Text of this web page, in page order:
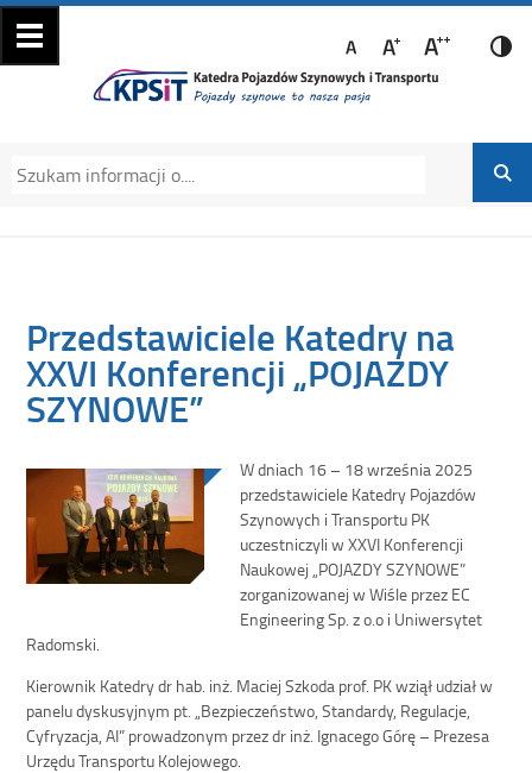
Katedra Pojazdów
Szynowych i
Transportu
Katedra Pojazdów Szynowych i Transportu
Politechniki Krakowskiej na Wydziale
Mechanicznym
Przedstawiciele Katedry na
XXVI Konferencji „POJAZDY
SZYNOWE”
W dniach 16 – 18 września 2025
przedstawiciele Katedry Pojazdów
Szynowych i Transportu PK
uczestniczyli w XXVI Konferencji
Naukowej „POJAZDY SZYNOWE”
zorganizowanej w Wiśle przez EC
Engineering Sp. z o.o i Uniwersytet
Radomski.
Kierownik Katedry dr hab. inż. Maciej Szkoda prof. PK wziął udział w
panelu dyskusyjnym pt. „Bezpieczeństwo, Standardy, Regulacje,
Cyfryzacja, AI” prowadzonym przez dr inż. Ignacego Górę – Prezesa
Urzędu Transportu Kolejowego.